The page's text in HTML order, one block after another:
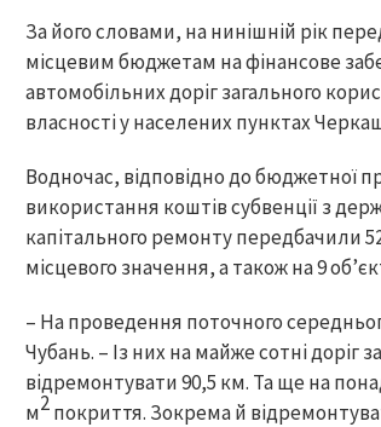
За його словами, на нинішній рік
місцевим бюджетам на фінансове
автомобільних доріг загального
власності у населених пунктах
Водночас, відповідно до бюджетної
використання коштів субвенції з
капітального ремонту передбачили
місцевого значення, а також на 9
– На проведення поточного
Чубань. – Із них на майже сотні доріг
відремонтувати 90,5 км. Та ще на
м2покриття. Зокрема й